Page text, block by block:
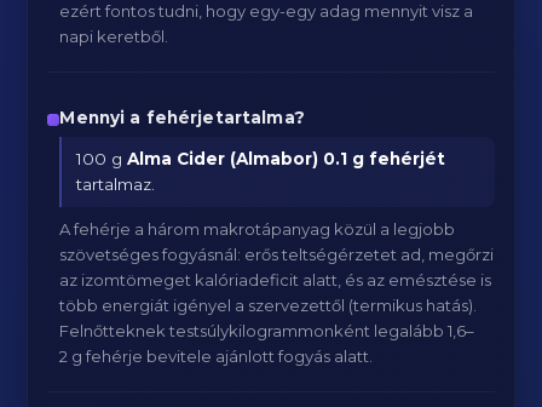
ezért fontos tudni, hogy egy-egy adag mennyit visz a
napi keretből.
Mennyi a fehérjetartalma?
100 gAlma Cider (Almabor) 0.1 g fehérjét
tartalmaz.
A fehérje a három makrotápanyag közül a legjobb
szövetséges fogyásnál: erős teltségérzetet ad, megőrzi
az izomtömeget kalóriadeficit alatt, és az emésztése is
több energiát igényel a szervezettől (termikus hatás).
Felnőtteknek testsúlykilogrammonként legalább 1,6–
2 g fehérje bevitele ajánlott fogyás alatt.